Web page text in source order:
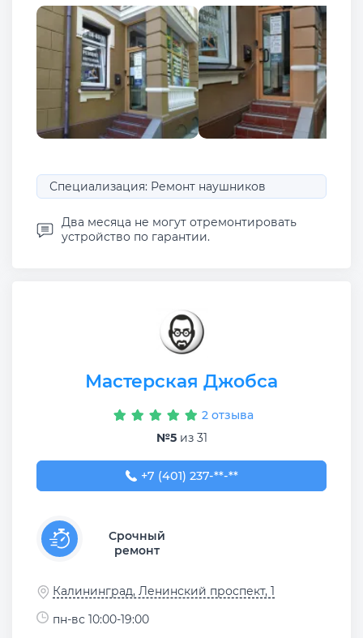
Специализация: Ремонт наушников
Два месяца не могут отремонтировать
устройство по гарантии.
Мастерская Джобса
2 отзыва
№5из 31
+7 (401) 237-37-99
+7 (401) 237-**-**
Срочный
ремонт
Калининград, Ленинский проспект, 1
пн-вс 10:00-19:00